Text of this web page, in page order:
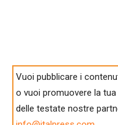
Vuoi pubblicare i
o vuoi promuovere la
delle testate nostre